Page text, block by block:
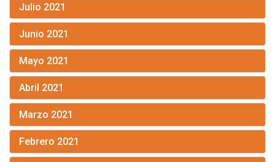
Julio 2021
Junio 2021
Mayo 2021
Abril 2021
Marzo 2021
Febrero 2021